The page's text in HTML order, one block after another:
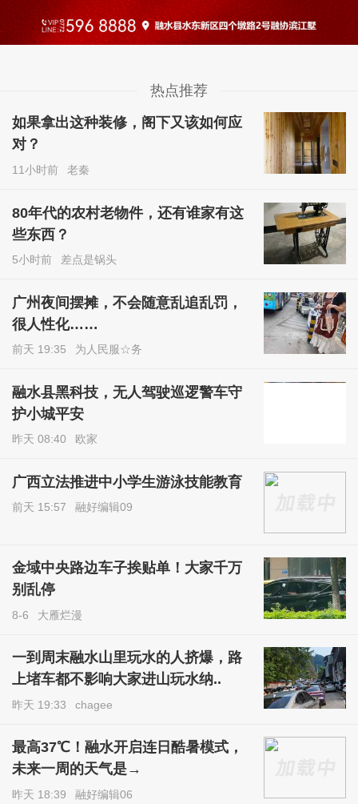
热点推荐
如果拿出这种装修，阁下又该如何应
对？
11小时前 老秦
80年代的农村老物件，还有谁家有这
些东西？
5小时前 差点是锅头
广州夜间摆摊，不会随意乱追乱罚，
很人性化……
前天 19:35 为人民服☆务
融水县黑科技，无人驾驶巡逻警车守
护小城平安
昨天 08:40 欧家
广西立法推进中小学生游泳技能教育
前天 15:57 融好编辑09
金域中央路边车子挨贴单！大家千万
别乱停
8-6 大雁烂漫
一到周末融水山里玩水的人挤爆，路
上堵车都不影响大家进山玩水纳..
昨天 19:33 chagee
最高37℃！融水开启连日酷暑模式，
未来一周的天气是→
昨天 18:39 融好编辑06